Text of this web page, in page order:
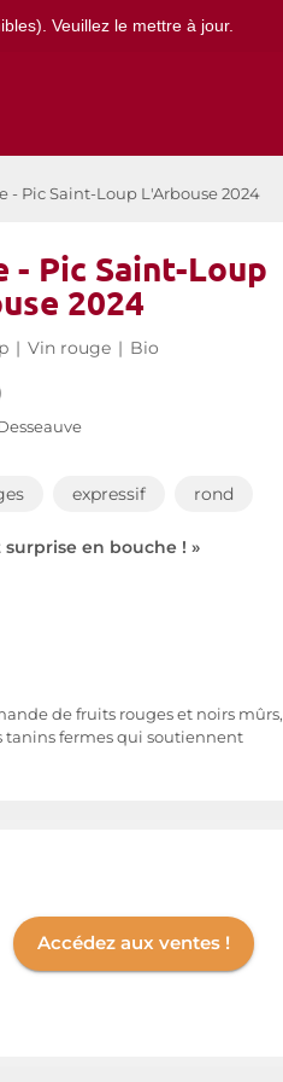
Veuillez le mettre à jour.
- Pic Saint-Loup L'Arbouse 2024
- Pic Saint-Loup
2024
| Vin rouge | Bio
expressif rond
en bouche ! »
de fruits rouges et noirs mûrs,
tanins fermes qui soutiennent
Accédez aux ventes !